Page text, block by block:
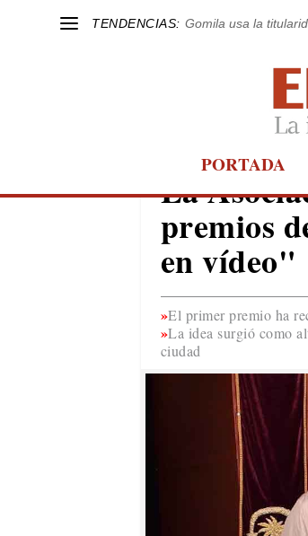
TENDENCIAS: Gomila usa la
PORTADA
EL PUERTO
La
premios
en vídeo"
El primer premio ha
La idea surgió como
ciudad